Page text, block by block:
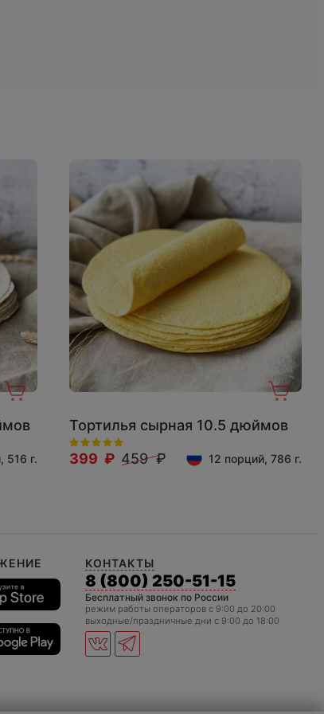
516 г.
Тортилья сырная 10.5 дюймов
399 ₽ 459 ₽ 12 порций, 786 г.
КОНТАКТЫ
8 (800) 250-51-15
Бесплатный звонок по России
режим работы операторов c 9:00 до 20:00
выходные/праздничные дни с 9:00 до 18:00